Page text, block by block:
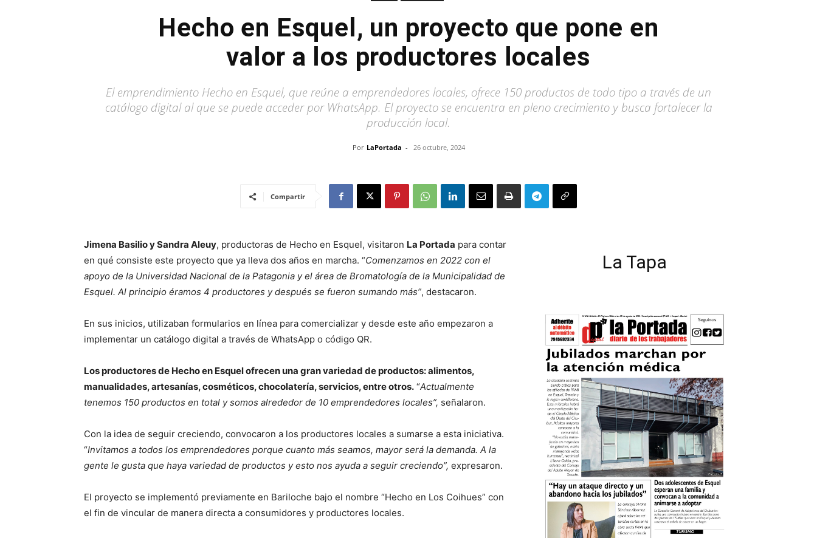
Hecho en Esquel, un proyecto que pone en
valor a los productores locales
El emprendimiento Hecho en Esquel, que reúne a emprendedores locales, ofrece 150 productos de todo tipo a través de un
catálogo digital al que se puede acceder por WhatsApp. El proyecto se encuentra en pleno crecimiento y busca fortalecer la
producción local.
Por LaPortada - 26 octubre, 2024
Compartir
Jimena Basilio y Sandra Aleuy, productoras de Hecho en Esquel, visitaron La Portada para contar
en qué consiste este proyecto que ya lleva dos años en marcha. “Comenzamos en 2022 con el
apoyo de la Universidad Nacional de la Patagonia y el área de Bromatología de la Municipalidad de
Esquel. Al principio éramos 4 productores y después se fueron sumando más”, destacaron.
En sus inicios, utilizaban formularios en línea para comercializar y desde este año empezaron a
implementar un catálogo digital a través de WhatsApp o código QR.
Los productores de Hecho en Esquel ofrecen una gran variedad de productos: alimentos,
manualidades, artesanías, cosméticos, chocolatería, servicios, entre otros. “Actualmente
tenemos 150 productos en total y somos alrededor de 10 emprendedores locales”, señalaron.
Con la idea de seguir creciendo, convocaron a los productores locales a sumarse a esta iniciativa.
“Invitamos a todos los emprendedores porque cuanto más seamos, mayor será la demanda. A la
gente le gusta que haya variedad de productos y esto nos ayuda a seguir creciendo”, expresaron.
El proyecto se implementó previamente en Bariloche bajo el nombre “Hecho en Los Coihues” con
el fin de vincular de manera directa a consumidores y productores locales.
La Tapa